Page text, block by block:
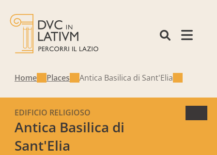
Home Places Antica Basilica di Sant'Elia
Antica Basilica di
Sant'Elia
EDIFICIO RELIGIOSO